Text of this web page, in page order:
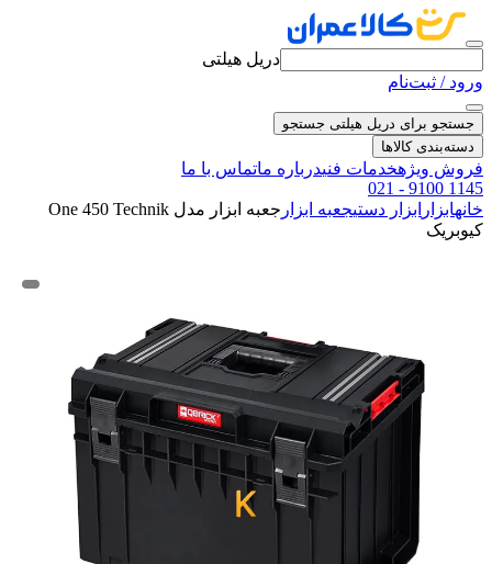
دریل هیلتی
ورود / ثبت‌نام
جستجو برای دریل هیلتی جستجو
دسته‌بندی کالاها
فروش ویژهخدمات فنیدرباره ماتماس با ما
021 - 9100 1145
خانهابزار ابزار دستیجعبه ابزار
جعبه ابزار مدل One 450 Technik
کیوبریک